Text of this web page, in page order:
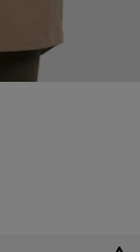
EUR 190,99